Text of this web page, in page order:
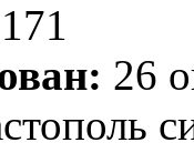
171
26